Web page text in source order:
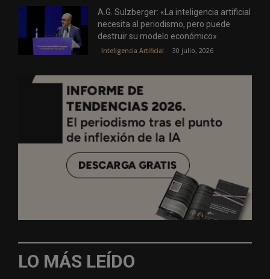
A.G. Sulzberger: «La inteligencia artificial
necesita al periodismo, pero puede
destruir su modelo económico»
Inteligencia Artificial 30 julio, 2026
LO MÁS LEÍDO